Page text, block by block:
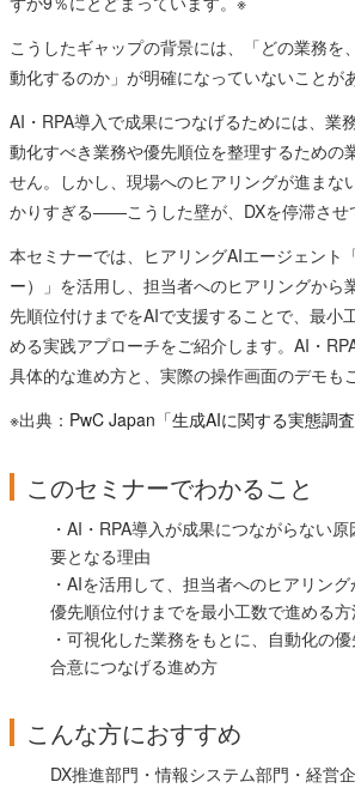
こうしたギャップの背景には、「どの業務を
動化するのか」が明確になっていないことが
AI・RPA導入で成果につなげるためには、業
動化すべき業務や優先順位を整理するための
せん。しかし、現場へのヒアリングが進まな
かりすぎる——こうした壁が、DXを停滞させ
本セミナーでは、ヒアリングAIエージェント
ー）
」を活用し、担当者へのヒアリングから
先順位付けまでをAIで支援することで、最小
める実践アプローチをご紹介します。AI・
具体的な進め方と、実際の操作画面のデモも
※出典： PwC Japan「生成AIに関する実態調
このセミナーでわかること
・AI・RPA導入が成果につながらない
要となる理由
・AIを活用して、担当者へのヒアリング
優先順位付けまでを最小工数で進める方
・可視化した業務をもとに、自動化の
合意につなげる進め方
こんな方におすすめ
DX推進部門・情報システム部門・経営